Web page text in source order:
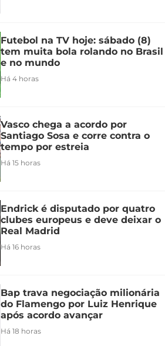
Futebol na TV hoje: sábado (8)
tem muita bola rolando no Brasil
e no mundo
Há 4 horas
Vasco chega a acordo por
Santiago Sosa e corre contra o
tempo por estreia
Há 15 horas
Endrick é disputado por quatro
clubes europeus e deve deixar o
Real Madrid
Há 16 horas
Bap trava negociação milionária
do Flamengo por Luiz Henrique
após acordo avançar
Há 18 horas